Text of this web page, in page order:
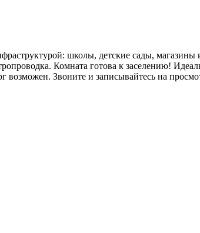
школы, детские сады,
Комната готова к заселению!
Звоните и записывайтесь на